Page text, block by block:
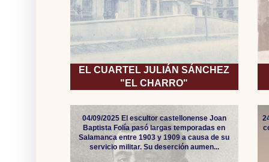
EL CUARTEL JULIÁN SÁNCHEZ
"EL CHARRO"
04/09/2025 El escultor castellonense Joan
Baptista Folía pasó largas temporadas en
Salamanca entre 1903 y 1909 a causa de su
servicio militar. Su deserción aumen...